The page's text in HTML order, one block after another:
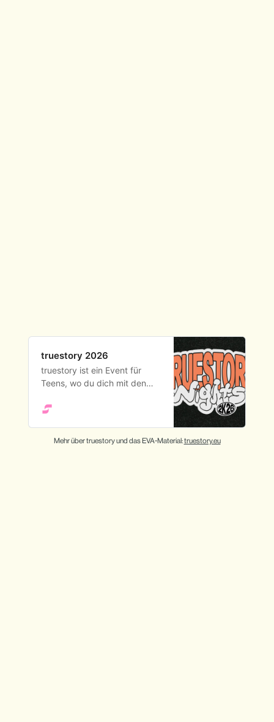
truestory 2026
truestory ist ein Event für
Teens, wo du dich mit den
Identität, Glauben und Sinn
Deutschland zwischen 16.
Mehr über truestory und das EVA-Material: truestory.eu